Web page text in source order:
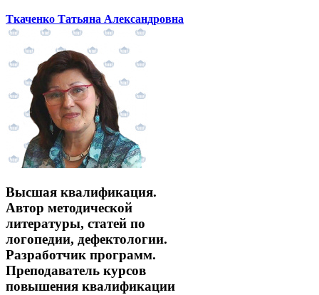
Ткаченко Татьяна Александровна
Высшая квалификация.
Автор методической
литературы, статей по
логопедии, дефектологии.
Разработчик программ.
Преподаватель курсов
повышения квалификации